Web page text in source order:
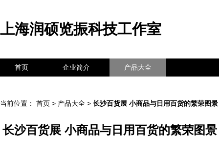
上海润硕览振科技工作室
首页 企业简介 产品大全
当前位置： 首页 > 产品大全 > 长沙百货展 小商品与日用百货的繁荣图景
长沙百货展 小商品与日用百货的繁荣图景